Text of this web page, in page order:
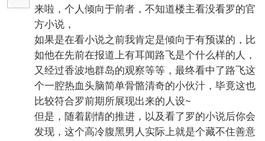
来啦，个人倾向于前者，不知道楼主看没看罗的官
方小说，
如果是在看小说之前我肯定是倾向于有预谋的，比
如他在先前在报道上有耳闻路飞是个什么样的人，
又经过香波地群岛的观察等等，最终看中了路飞这
个一腔热血头脑简单骨骼清奇的小伙汁，毕竟这也
比较符合罗前期所展现出来的人设~
但是，随着剧情的推进，以及看了罗的小说后你会
发现，这个高冷腹黑男人实际上就是个藏不住善意